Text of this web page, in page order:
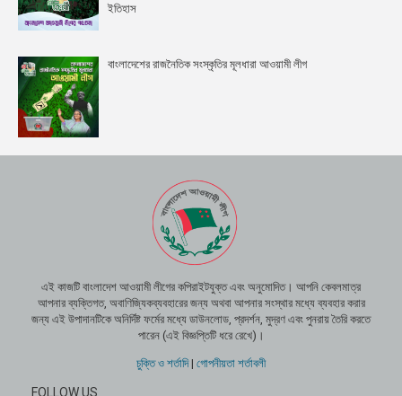
ইতিহাস
বাংলাদেশের রাজনৈতিক সংস্কৃতির মূলধারা আওয়ামী লীগ
এই কাজটি বাংলাদেশ আওয়ামী লীগের কপিরাইটযুক্ত এবং অনুমোদিত। আপনি কেবলমাত্র
আপনার ব্যক্তিগত, অবাণিজ্যিকব্যবহারের জন্য অথবা আপনার সংস্থার মধ্যে ব্যবহার করার
জন্য এই উপাদানটিকে অনির্দিষ্ট ফর্মের মধ্যে ডাউনলোড, প্রদর্শন, মুদ্রণ এবং পুনরায় তৈরি করতে
পারেন (এই বিজ্ঞপ্তিটি ধরে রেখে)।
চুক্তি ও শর্তাদি| গোপনীয়তা শর্তাবলী
FOLLOW US